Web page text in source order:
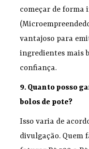
começar de forma
vantajoso para
ingredientes mais
confiança.
9. Quanto posso
bolos de pote?
Isso varia de
divulgação. Quem